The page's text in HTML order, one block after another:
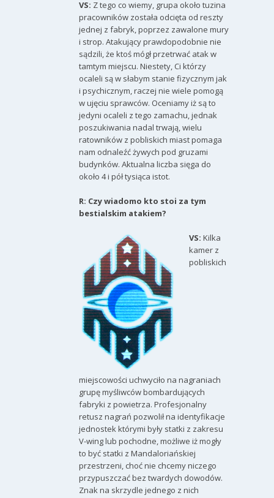
VS: Z tego co wiemy, grupa około tuzina
pracowników została odcięta od reszty
jednej z fabryk, poprzez zawalone mury
i strop. Atakujący prawdopodobnie nie
sądzili, że ktoś mógł przetrwać atak w
tamtym miejscu. Niestety, Ci którzy
ocaleli są w słabym stanie fizycznym jak
i psychicznym, raczej nie wiele pomogą
w ujęciu sprawców. Oceniamy iż są to
jedyni ocaleli z tego zamachu, jednak
poszukiwania nadal trwają, wielu
ratowników z pobliskich miast pomaga
nam odnaleźć żywych pod gruzami
budynków. Aktualna liczba sięga do
około 4 i pół tysiąca istot.
R: Czy wiadomo kto stoi za tym
bestialskim atakiem?
VS: Kilka
kamer z
pobliskich
miejscowości uchwyciło na nagraniach
grupę myśliwców bombardujących
fabryki z powietrza. Profesjonalny
retusz nagrań pozwolił na identyfikacje
jednostek którymi były statki z zakresu
V-wing lub pochodne, możliwe iż mogły
to być statki z Mandaloriańskiej
przestrzeni, choć nie chcemy niczego
przypuszczać bez twardych dowodów.
Znak na skrzydle jednego z nich